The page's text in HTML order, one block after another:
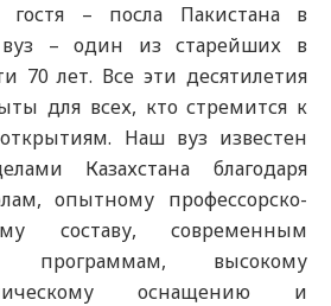
гостя – посла Пакистана в
вуз – один из старейших в
70 лет. Все эти десятилетия
для всех, кто стремится к
Наш вуз известен
Казахстана благодаря
опытному профессорско-
составу, современным
программам, высокому
оснащению и